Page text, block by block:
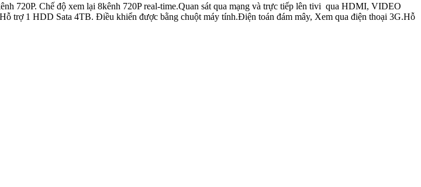
Chế độ xem lại 8kênh 720P real-time.Quan sát qua mạng và trực tiếp lên tivi qua HDMI, VIDEO
trợ 1 HDD Sata 4TB. Điều khiển được bằng chuột máy tính.Điện toán đám mây, Xem qua điện thoại 3G.Hỗ